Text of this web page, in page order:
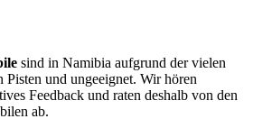
idealerweise möglichst frühzeitig an
Flexibilität bei den Daten mit. Je früher
desto besser können wir mehrere
zur Auswahl bieten.
sind in Namibia aufgrund der vielen
Pisten und ungeeignet. Wir hören
Feedback und raten deshalb von den
ab.